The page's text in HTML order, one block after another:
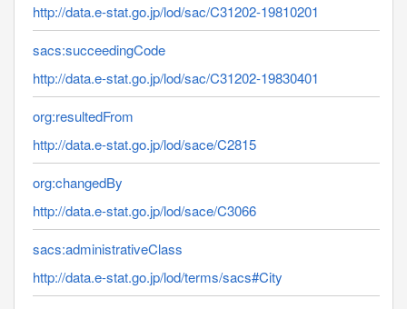
http://data.e-stat.go.jp/lod/sac/C31202-19810201
sacs:succeedingCode
http://data.e-stat.go.jp/lod/sac/C31202-19830401
org:resultedFrom
http://data.e-stat.go.jp/lod/sace/C2815
org:changedBy
http://data.e-stat.go.jp/lod/sace/C3066
sacs:administrativeClass
http://data.e-stat.go.jp/lod/terms/sacs#City